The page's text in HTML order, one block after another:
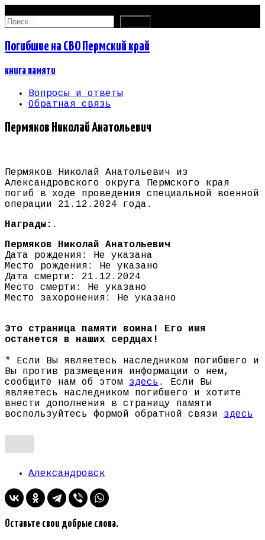
Найти:
Погибшие на СВО Пермский край
книга памяти
Вопросы и ответы
Обратная связь
Пермяков Николай Анатольевич
Пермяков Николай Анатольевич из
Александровского округа Пермского края
погиб в ходе проведения специальной военной
операции 21.12.2024 года.
Награды: .
Пермяков Николай Анатольевич
Дата рождения: Не указана
Место рождения: Не указано
Дата смерти: 21.12.2024
Место смерти: Не указано
Место захоронения: Не указано
Это страница памяти воина! Его имя
останется в наших сердцах!
* Если Вы являетесь наследником погибшего и
Вы против размещения информации о нем,
сообщите нам об этом здесь . Если Вы
являетесь наследником погибшего и хотите
внести дополнения в страницу памяти
воспользуйтесь формой обратной связи здесь
Александровск
Оставьте свои добрые слова.